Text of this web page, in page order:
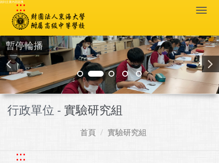
跳到主要內容區塊
:::
暫停輪播
行政單位 - 實驗研究組
首頁 實驗研究組
:::